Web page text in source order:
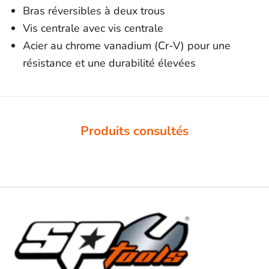
Bras réversibles à deux trous
Vis centrale avec vis centrale
Acier au chrome vanadium (Cr-V) pour une
résistance et une durabilité élevées
Produits consultés